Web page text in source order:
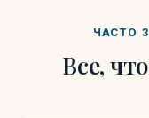
ЧАСТО
Все,